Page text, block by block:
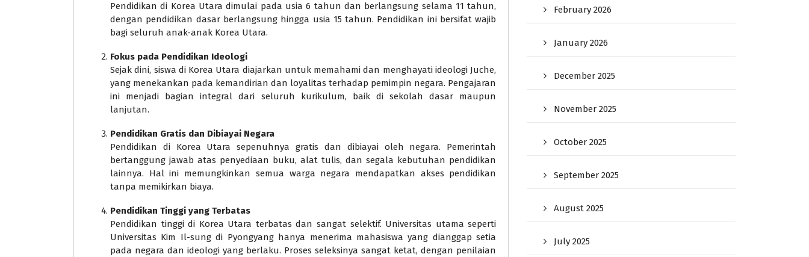
Pendidikan di Korea Utara dimulai pada usia 6 tahun dan berlangsung selama 11 tahun,
dengan pendidikan dasar berlangsung hingga usia 15 tahun. Pendidikan ini bersifat wajib
bagi seluruh anak-anak Korea Utara.
Fokus pada Pendidikan Ideologi
Sejak dini, siswa di Korea Utara diajarkan untuk memahami dan menghayati ideologi Juche,
yang menekankan pada kemandirian dan loyalitas terhadap pemimpin negara. Pengajaran
ini menjadi bagian integral dari seluruh kurikulum, baik di sekolah dasar maupun
lanjutan.
Pendidikan Gratis dan Dibiayai Negara
Pendidikan di Korea Utara sepenuhnya gratis dan dibiayai oleh negara. Pemerintah
bertanggung jawab atas penyediaan buku, alat tulis, dan segala kebutuhan pendidikan
lainnya. Hal ini memungkinkan semua warga negara mendapatkan akses pendidikan
tanpa memikirkan biaya.
Pendidikan Tinggi yang Terbatas
Pendidikan tinggi di Korea Utara terbatas dan sangat selektif. Universitas utama seperti
Universitas Kim Il-sung di Pyongyang hanya menerima mahasiswa yang dianggap setia
pada negara dan ideologi yang berlaku. Proses seleksinya sangat ketat, dengan penilaian
February 2026
January 2026
December 2025
November 2025
October 2025
September 2025
August 2025
July 2025